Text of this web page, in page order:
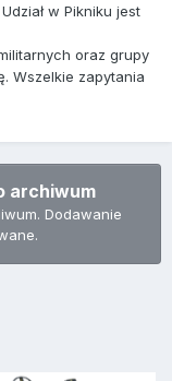
w Pikniku jest
oraz grupy
Wszelkie zapytania
archiwum
Dodawanie